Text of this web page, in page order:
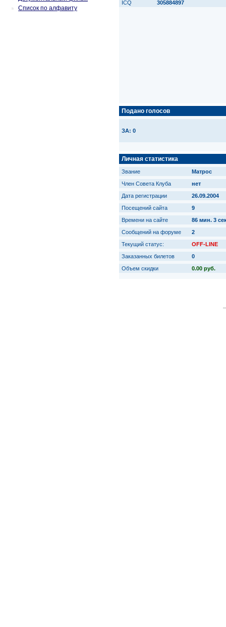
Список по алфавиту
ICQ
305884897
Подано голосов
ЗА: 0
Личная статистика
Звание
Матрос
Член Совета Клуба
нет
Дата регистрации
26.09.2004
Посещений сайта
9
Времени на сайте
86 мин. 3
Сообщений на форуме
2
Текущий статус:
OFF-LINE
Заказанных билетов
0
Объем скидки
0.00 руб.